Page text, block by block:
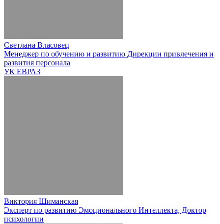
Светлана Власовец
Менеджер по обучению и развитию Дирекции привлечения и
развития персонала
УК ЕВРАЗ
Виктория Шиманская
Эксперт по развитию Эмоционального Интеллекта, Доктор
психологии